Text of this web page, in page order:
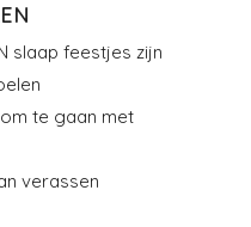
slaap feestjes zijn
te gaan met
verassen